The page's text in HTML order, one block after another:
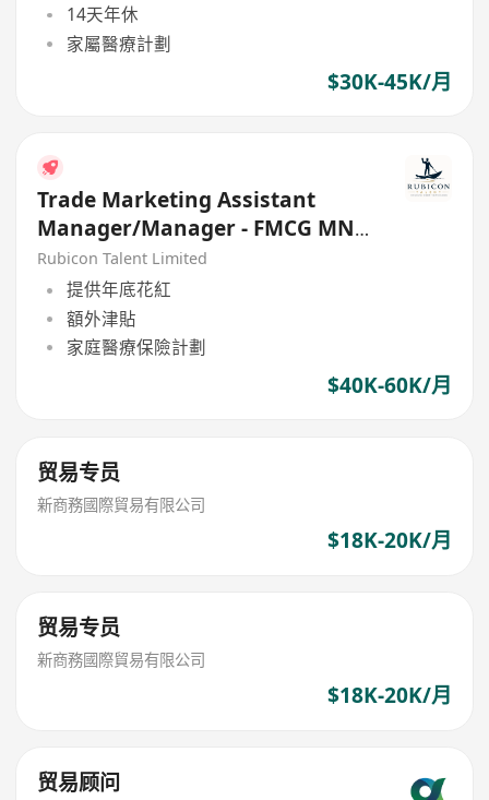
14天年休
家屬醫療計劃
$30K-45K/月
Trade Marketing Assistant
Manager/Manager - FMCG MNC
Consumer Brand
Rubicon Talent Limited
提供年底花紅
額外津貼
家庭醫療保險計劃
$40K-60K/月
贸易专员
新商務國際貿易有限公司
$18K-20K/月
贸易专员
新商務國際貿易有限公司
$18K-20K/月
贸易顾问